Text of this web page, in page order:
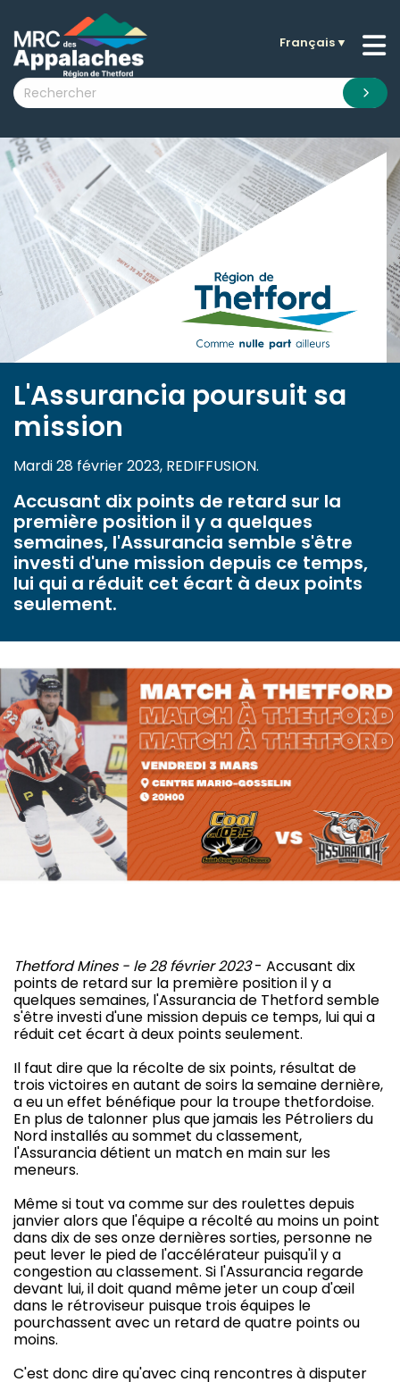
submenu (La MRC )
submenu (Citoyens )
submenu (Visiteurs )
submenu (Nouvelles )
submenu (Documentation )
Français▼
L'Assurancia poursuit sa
mission
Mardi 28 février 2023, REDIFFUSION.
Accusant dix points de retard sur la
première position il y a quelques
semaines, l'Assurancia semble s'être
investi d'une mission depuis ce temps,
lui qui a réduit cet écart à deux points
seulement.
Thetford Mines - le 28 février 2023- Accusant dix
points de retard sur la première position il y a
quelques semaines, l'Assurancia de Thetford semble
s'être investi d'une mission depuis ce temps, lui qui a
réduit cet écart à deux points seulement.
Il faut dire que la récolte de six points, résultat de
trois victoires en autant de soirs la semaine dernière,
a eu un effet bénéfique pour la troupe thetfordoise.
En plus de talonner plus que jamais les Pétroliers du
Nord installés au sommet du classement,
l'Assurancia détient un match en main sur les
meneurs.
Même si tout va comme sur des roulettes depuis
janvier alors que l'équipe a récolté au moins un point
dans dix de ses onze dernières sorties, personne ne
peut lever le pied de l'accélérateur puisqu'il y a
congestion au classement. Si l'Assurancia regarde
devant lui, il doit quand même jeter un coup d'œil
dans le rétroviseur puisque trois équipes le
pourchassent avec un retard de quatre points ou
moins.
C'est donc dire qu'avec cinq rencontres à disputer